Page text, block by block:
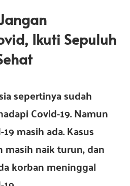
s
i
n
d
o
Ikuti Sepuluh
sepertinya sudah
Covid-19. Namun
masih ada. Kasus
masih naik turun, dan
korban meninggal